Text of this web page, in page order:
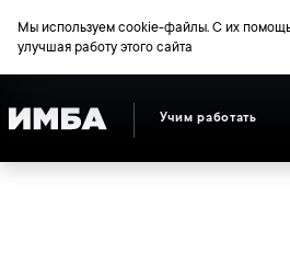
Мы используем cookie-файлы. С их
улучшая работу этого сайта
Учим работать